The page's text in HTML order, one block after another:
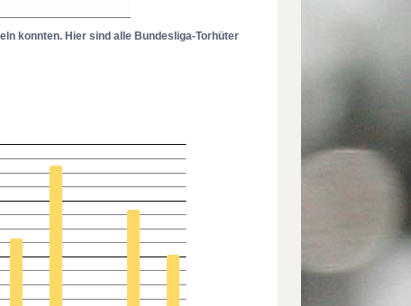
konnten. Hier sind alle Bundesliga-Torhüter